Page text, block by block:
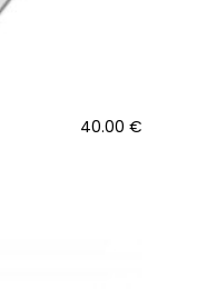
40.00 €